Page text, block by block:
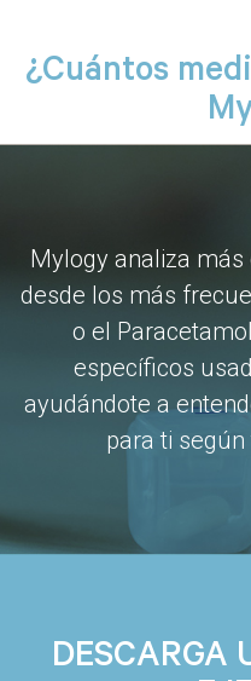
¿Cuántos
Mylogy analiza
desde los más
o el
específicos
ayudándote a
para ti
DESCARGA